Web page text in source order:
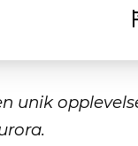
unik